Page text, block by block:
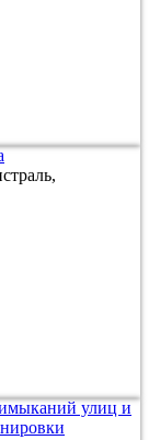
улиц и